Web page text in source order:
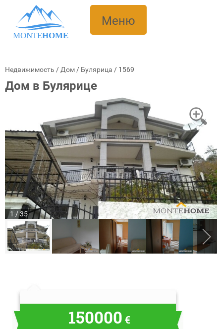
MONTEHOME
Меню
Недвижимость / Дом / Булярица / 1569
Дом в Булярице
1 / 35
150000 €